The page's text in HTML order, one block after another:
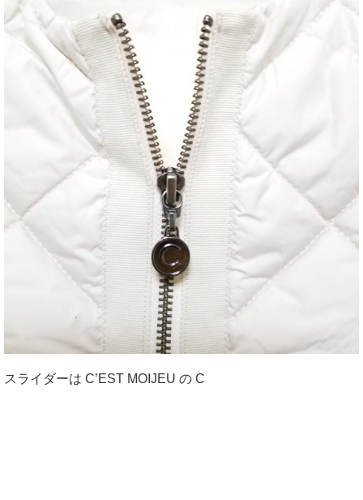
スライダーは C’EST MOIJEU の C